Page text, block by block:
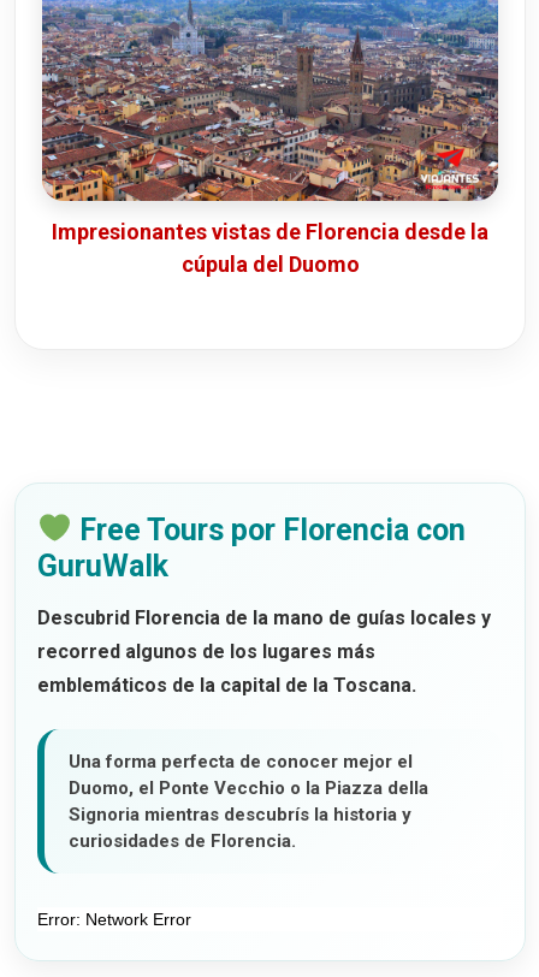
Impresionantes vistas de Florencia desde la
cúpula del Duomo
Free Tours por Florencia con
GuruWalk
Descubrid Florencia de la mano de guías locales y
recorred algunos de los lugares más
emblemáticos de la capital de la Toscana.
Una forma perfecta de conocer mejor el
Duomo, el Ponte Vecchio o la Piazza della
Signoria mientras descubrís la historia y
curiosidades de Florencia.